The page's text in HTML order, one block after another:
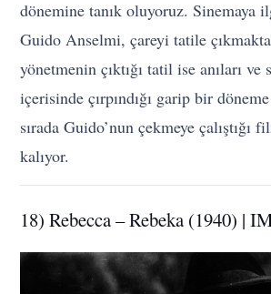
dönemine tanık oluyoruz. Sinemaya
Guido Anselmi, çareyi tatile
yönetmenin çıktığı tatil ise anıları
içerisinde çırpındığı garip bir
sırada Guido’nun çekmeye çalıştığı
kalıyor.
18) Rebecca – Rebeka (1940) |